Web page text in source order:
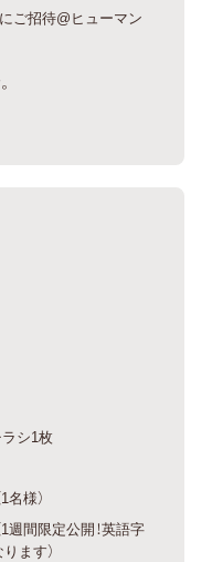
ご招待@ヒューマン
シ1枚
様）
週間限定公開！英語字
ます）